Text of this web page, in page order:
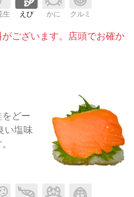
生 えび かに クルミ
ございます。店頭でお確か
どー
い塩味